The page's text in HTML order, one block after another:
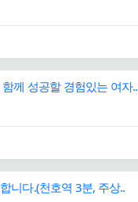
께 성공할 경험있는 여자..
니다.(천호역 3분, 주상..